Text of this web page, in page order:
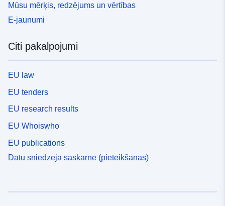
Mūsu mērķis, redzējums un vērtības
E-jaunumi
Citi pakalpojumi
EU law
EU tenders
EU research results
EU Whoiswho
EU publications
Datu sniedzēja saskarne (pieteikšanās)